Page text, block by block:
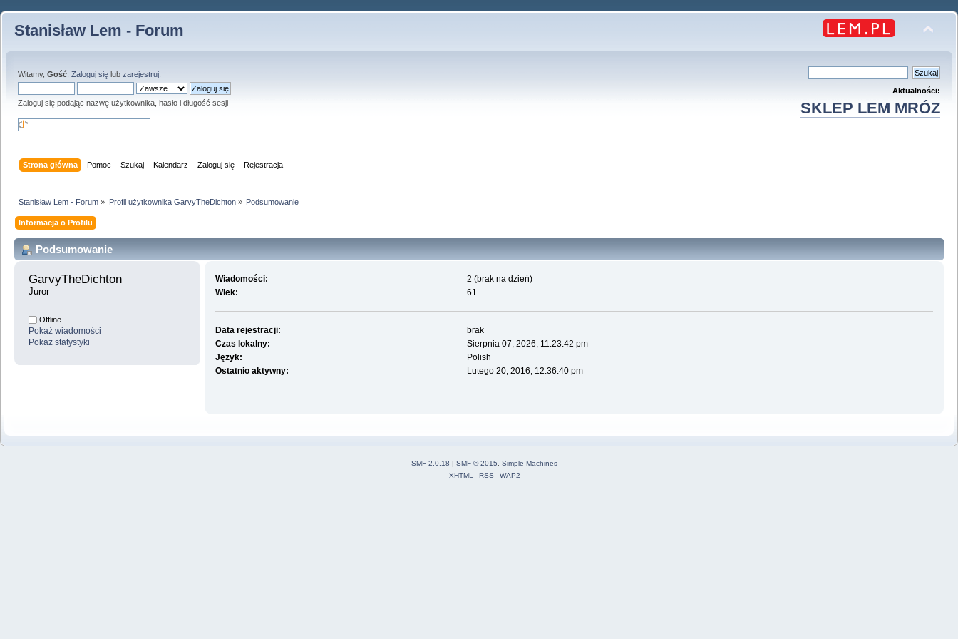
Stanisław Lem - Forum
Witamy, Gość Zaloguj się lub zarejestruj
Zaloguj się podając nazwę użytkownika, hasło i długość sesji
Aktualności:
SKLEP LEM MRÓZ
Strona główna Pomoc Szukaj Kalendarz Zaloguj się Rejestracja
Stanisław Lem - Forum » Profil użytkownika GarvyTheDichton» Podsumowanie
Informacja o Profilu
Podsumowanie
GarvyTheDichton
Juror
Offline
Pokaż wiadomości
Pokaż statystyki
Wiadomości:
2 (brak na dzień)
Wiek:
61
Data rejestracji:
brak
Czas lokalny:
Sierpnia 07, 2026, 11:23:42 pm
Język:
Polish
Ostatnio aktywny:
Lutego 20, 2016, 12:36:40 pm
SMF 2.0.18 | SMF © 2015, Simple Machines
XHTML
RSS WAP2